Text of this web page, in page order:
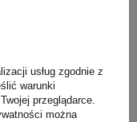
usług zgodnie z
warunki
przeglądarce.
można